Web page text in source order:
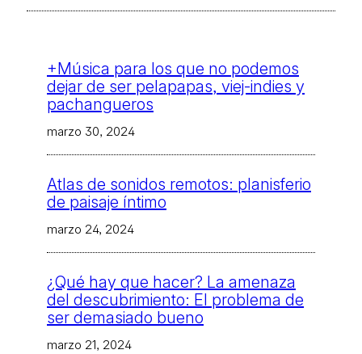
+Música para los que no podemos
dejar de ser pelapapas, viej-indies y
pachangueros
marzo 30, 2024
Atlas de sonidos remotos: planisferio
de paisaje íntimo
marzo 24, 2024
¿Qué hay que hacer? La amenaza
del descubrimiento: El problema de
ser demasiado bueno
marzo 21, 2024